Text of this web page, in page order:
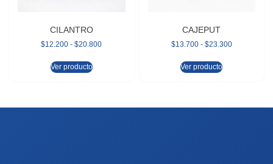
CILANTRO
$12.200 - $20.800
Ver producto
CAJEPUT
$13.700 - $23.300
Ver producto